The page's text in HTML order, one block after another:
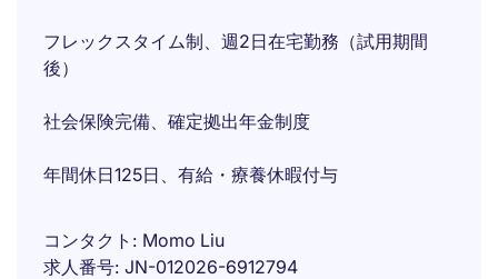
フレックスタイム制、週2日在宅勤務（試用期間
後）
社会保険完備、確定拠出年金制度
年間休日125日、有給・療養休暇付与
コンタクト
Momo Liu
求人番号 JN-012026-6912794